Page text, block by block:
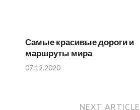
Самые красивые дороги и
маршруты мира
07.12.2020
NEXT ARTICLE